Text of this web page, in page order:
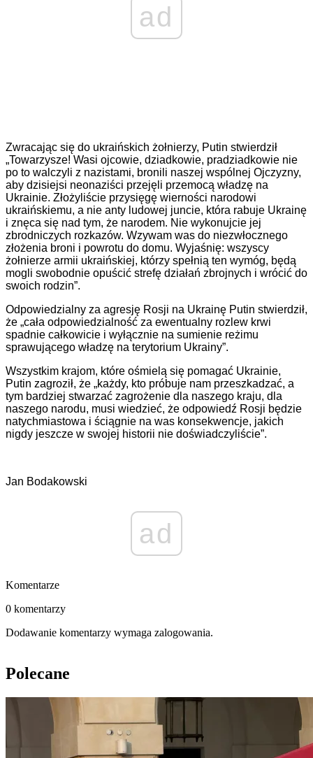
ad
Zwracając się do ukraińskich żołnierzy, Putin stwierdził
„Towarzysze! Wasi ojcowie, dziadkowie, pradziadkowie nie
po to walczyli z nazistami, bronili naszej wspólnej Ojczyzny,
aby dzisiejsi neonaziści przejęli przemocą władzę na
Ukrainie. Złożyliście przysięgę wierności narodowi
ukraińskiemu, a nie anty ludowej juncie, która rabuje Ukrainę
i znęca się nad tym, że narodem. Nie wykonujcie jej
zbrodniczych rozkazów. Wzywam was do niezwłocznego
złożenia broni i powrotu do domu. Wyjaśnię: wszyscy
żołnierze armii ukraińskiej, którzy spełnią ten wymóg, będą
mogli swobodnie opuścić strefę działań zbrojnych i wrócić do
swoich rodzin”.
Odpowiedzialny za agresję Rosji na Ukrainę Putin stwierdził,
że „cała odpowiedzialność za ewentualny rozlew krwi
spadnie całkowicie i wyłącznie na sumienie reżimu
sprawującego władzę na terytorium Ukrainy”.
Wszystkim krajom, które ośmielą się pomagać Ukrainie,
Putin zagroził, że „każdy, kto próbuje nam przeszkadzać, a
tym bardziej stwarzać zagrożenie dla naszego kraju, dla
naszego narodu, musi wiedzieć, że odpowiedź Rosji będzie
natychmiastowa i ściągnie na was konsekwencje, jakich
nigdy jeszcze w swojej historii nie doświadczyliście”.
Jan Bodakowski
ad
Komentarze
0 komentarzy
Dodawanie komentarzy wymaga zalogowania.
Polecane